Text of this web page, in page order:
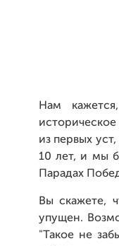
Нам
из первых
10 лет, и мы
Парадах
Вы скажете,
упущен.
"Такое не